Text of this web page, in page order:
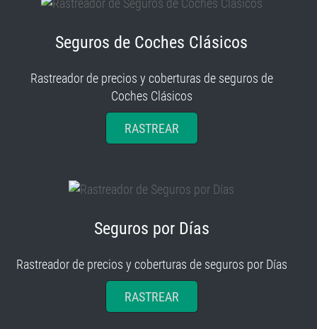
Seguros de Coches Clásicos
Rastreador de precios y coberturas de seguros de
Coches Clásicos
RASTREAR
Seguros por Días
Rastreador de precios y coberturas de seguros por Días
RASTREAR